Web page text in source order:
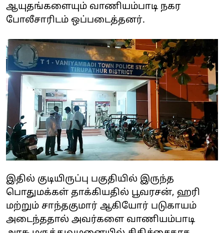
ஆயுதங்களையும் வாணியம்பாடி நகர
போலீசாரிடம் ஒப்படைத்தனர்.
இதில் குடியிருப்பு பகுதியில் இருந்த
பொதுமக்கள் தாக்கியதில் பூவரசன், ஹரி
மற்றும் சாந்தகுமார் ஆகியோர் படுகாயம்
அடைந்ததால் அவர்களை வாணியம்பாடி